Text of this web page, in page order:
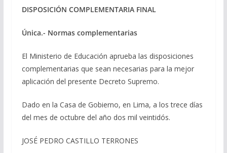
DISPOSICIÓN COMPLEMENTARIA FINAL
Única.- Normas complementarias
El Ministerio de Educación aprueba las disposiciones
complementarias que sean necesarias para la mejor
aplicación del presente Decreto Supremo.
Dado en la Casa de Gobierno, en Lima, a los trece días
del mes de octubre del año dos mil veintidós.
JOSÉ PEDRO CASTILLO TERRONES